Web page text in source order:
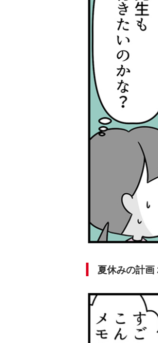
夏休みの計画